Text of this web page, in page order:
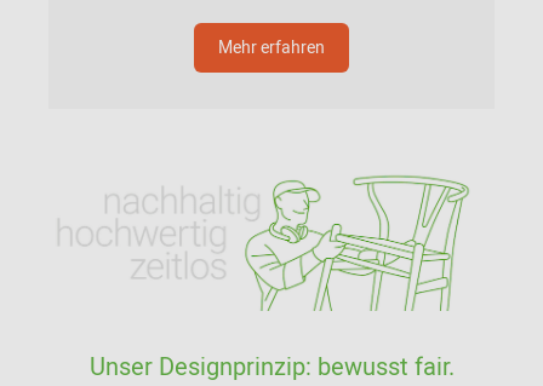
Mehr erfahren
Unser Designprinzip: bewusst fair.